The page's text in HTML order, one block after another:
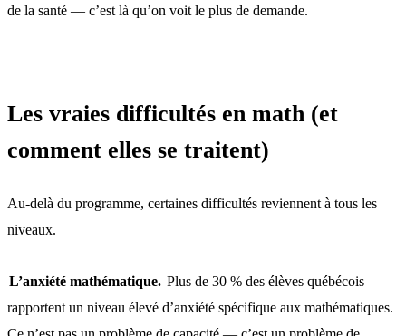
de la santé — c’est là qu’on voit le plus de demande.
Les vraies difficultés en math (et
comment elles se traitent)
Au-delà du programme, certaines difficultés reviennent à tous les
niveaux.
L’anxiété mathématique. Plus de 30 % des élèves québécois
rapportent un niveau élevé d’anxiété spécifique aux mathématiques.